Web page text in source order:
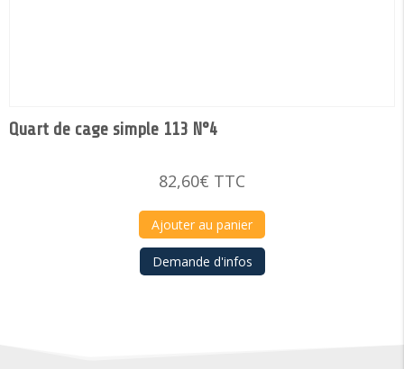
Quart de cage simple 113 N°4
82,60€ TTC
Ajouter au panier
Demande d'infos